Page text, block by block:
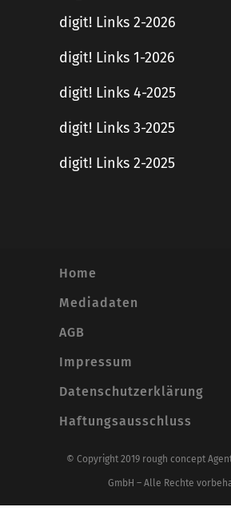
digit! Links 2-2026
digit! Links 1-2026
digit! Links 4-2025
digit! Links 3-2025
digit! Links 2-2025
Home
Mediadaten
AGB
Impressum
Datenschutzerklärung
Haftungsausschluss
© Copyright 2019 rough concept
GmbH – Alle Rechte